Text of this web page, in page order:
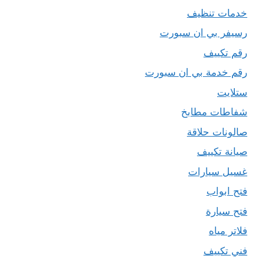
خدمات تنظيف
رسيفر بي ان سبورت
رقم تكييف
رقم خدمة بي ان سبورت
ستلايت
شفاطات مطابخ
صالونات حلاقة
صيانة تكييف
غسيل سيارات
فتح ابواب
فتح سيارة
فلاتر مياه
فني تكييف